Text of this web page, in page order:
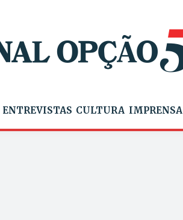
ENTREVISTAS CULTURA IMPRENSA